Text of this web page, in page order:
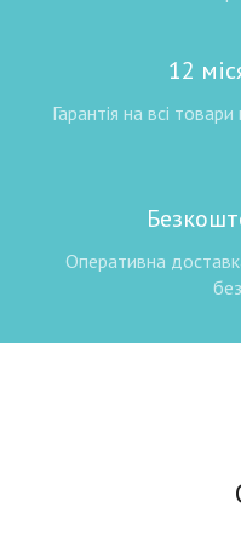
12
Гарантія на всі
Оперативна